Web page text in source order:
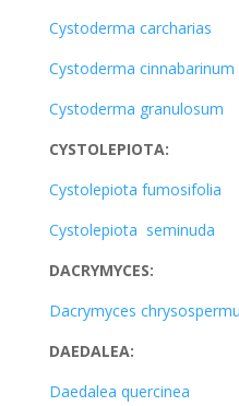
Cystoderma carcharias
Cystoderma cinnabarinum
Cystoderma granulosum
CYSTOLEPIOTA:
Cystolepiota fumosifolia
Cystolepiota seminuda
DACRYMYCES:
Dacrymyces
DAEDALEA:
Daedalea quercinea